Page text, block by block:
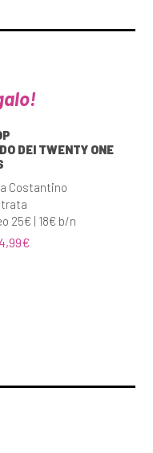
DEI TWENTY ONE
Costantino
25€ | 18€ b/n